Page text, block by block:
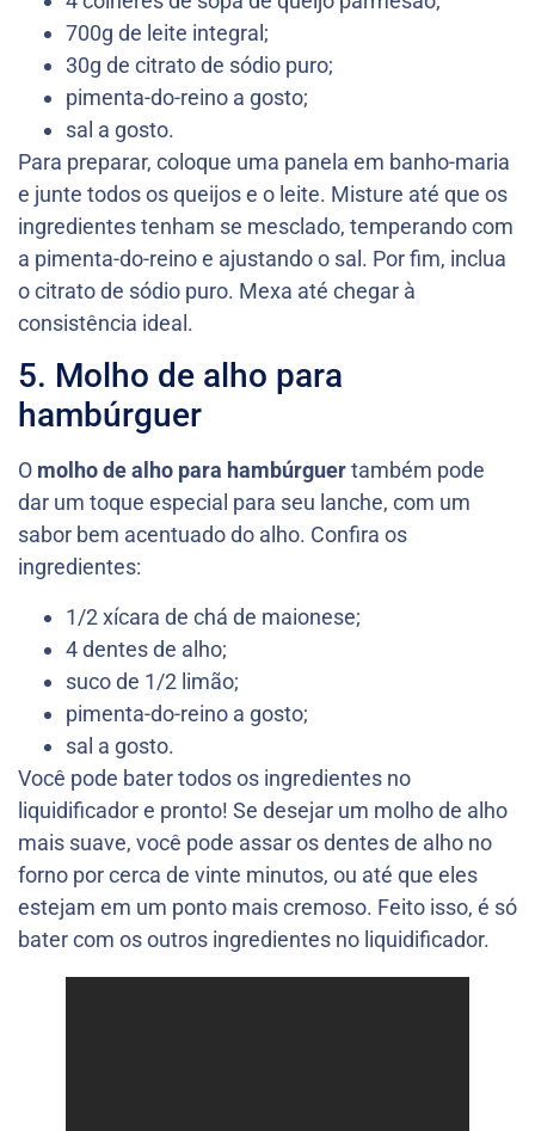
700g de leite integral;
30g de citrato de sódio puro;
pimenta-do-reino a gosto;
sal a gosto.
Para preparar, coloque uma panela em banho-maria
e junte todos os queijos e o leite. Misture até que os
ingredientes tenham se mesclado, temperando com
a pimenta-do-reino e ajustando o sal. Por fim, inclua
o citrato de sódio puro. Mexa até chegar à
consistência ideal.
5. Molho de alho para
hambúrguer
O molho de alho para hambúrguertambém pode
dar um toque especial para seu lanche, com um
sabor bem acentuado do alho. Confira os
ingredientes:
1/2 xícara de chá de maionese;
4 dentes de alho;
suco de 1/2 limão;
pimenta-do-reino a gosto;
sal a gosto.
Você pode bater todos os ingredientes no
liquidificador e pronto! Se desejar um molho de alho
mais suave, você pode assar os dentes de alho no
forno por cerca de vinte minutos, ou até que eles
estejam em um ponto mais cremoso. Feito isso, é só
bater com os outros ingredientes no liquidificador.